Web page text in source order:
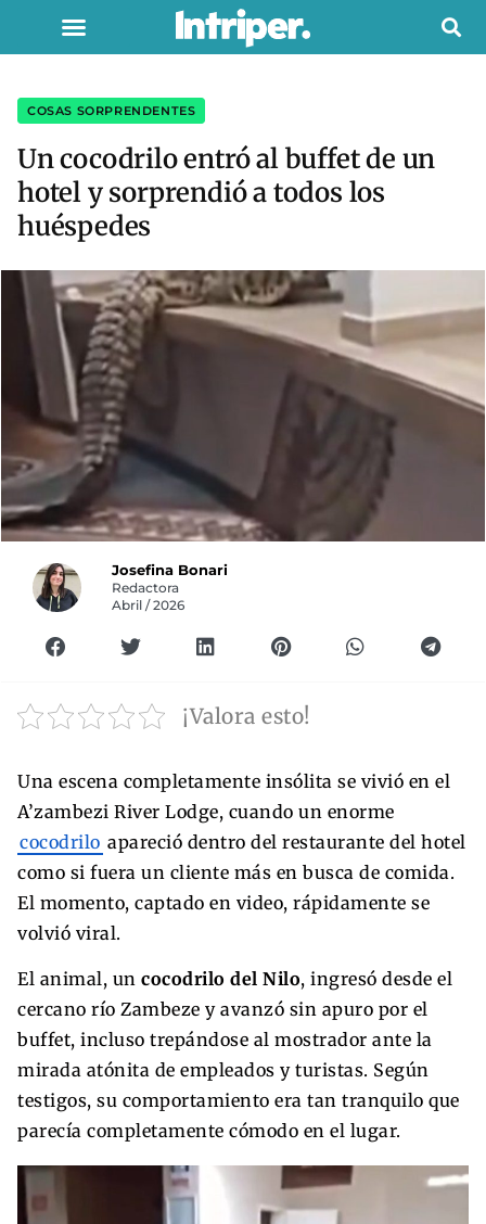
COSAS SORPRENDENTES
Un cocodrilo entró al buffet de un
hotel y sorprendió a todos los
huéspedes
Josefina Bonari
Redactora
Abril / 2026
¡Valora esto!
Una escena completamente insólita se vivió en el
A’zambezi River Lodge, cuando un enorme
cocodrilo apareció dentro del restaurante del hotel
como si fuera un cliente más en busca de comida.
El momento, captado en video, rápidamente se
volvió viral.
El animal, un cocodrilo del Nilo, ingresó desde el
cercano río Zambeze y avanzó sin apuro por el
buffet, incluso trepándose al mostrador ante la
mirada atónita de empleados y turistas. Según
testigos, su comportamiento era tan tranquilo que
parecía completamente cómodo en el lugar.